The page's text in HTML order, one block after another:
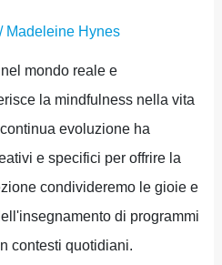
Madeleine Hynes
mondo reale e
la mindfulness nella vita
evoluzione ha
e specifici per offrire la
condivideremo le gioie e
di programmi
contesti quotidiani.